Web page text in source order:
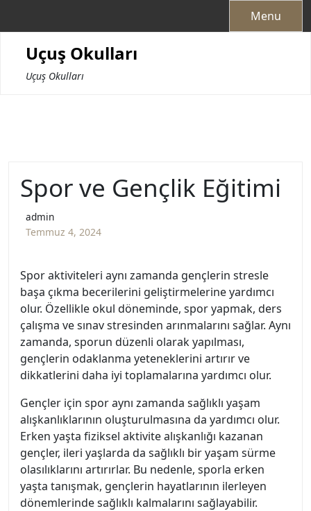
Menu
Uçuş Okulları
Uçuş Okulları
Spor ve Gençlik Eğitimi
admin
Temmuz 4, 2024
Spor aktiviteleri aynı zamanda gençlerin stresle
başa çıkma becerilerini geliştirmelerine yardımcı
olur. Özellikle okul döneminde, spor yapmak, ders
çalışma ve sınav stresinden arınmalarını sağlar. Aynı
zamanda, sporun düzenli olarak yapılması,
gençlerin odaklanma yeteneklerini artırır ve
dikkatlerini daha iyi toplamalarına yardımcı olur.
Gençler için spor aynı zamanda sağlıklı yaşam
alışkanlıklarının oluşturulmasına da yardımcı olur.
Erken yaşta fiziksel aktivite alışkanlığı kazanan
gençler, ileri yaşlarda da sağlıklı bir yaşam sürme
olasılıklarını artırırlar. Bu nedenle, sporla erken
yaşta tanışmak, gençlerin hayatlarının ilerleyen
dönemlerinde sağlıklı kalmalarını sağlayabilir.